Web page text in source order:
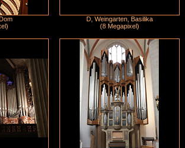
D, Weingarten, Basilika
(8 Megapixel)